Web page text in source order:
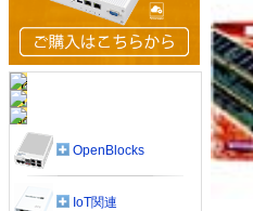
OpenBlocks
IoT関連